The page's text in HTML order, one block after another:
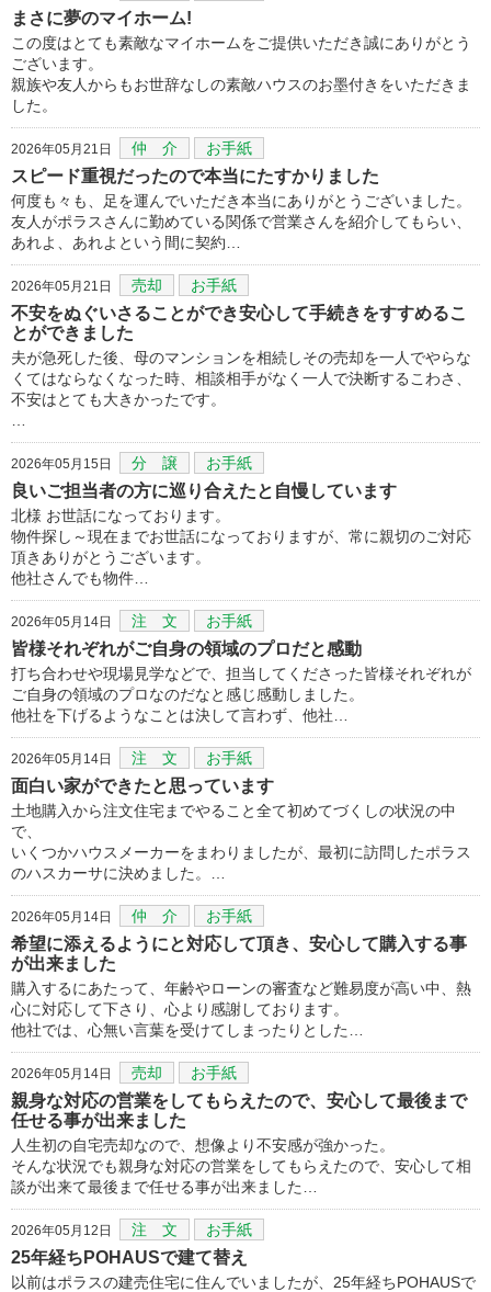
まさに夢のマイホーム!
この度はとても素敵なマイホームをご提供いただき誠にありがとう
ございます。
親族や友人からもお世辞なしの素敵ハウスのお墨付きをいただきま
した。
2026年05月21日 仲 介 お手紙
スピード重視だったので本当にたすかりました
何度も々も、足を運んでいただき本当にありがとうございました。
友人がポラスさんに勤めている関係で営業さんを紹介してもらい、
あれよ、あれよという間に契約…
2026年05月21日 売却 お手紙
不安をぬぐいさることができ安心して手続きをすすめるこ
とができました
夫が急死した後、母のマンションを相続しその売却を一人でやらな
くてはならなくなった時、相談相手がなく一人で決断するこわさ、
不安はとても大きかったです。
2026年05月15日 分 譲 お手紙
良いご担当者の方に巡り合えたと自慢しています
北様 お世話になっております。
物件探し～現在までお世話になっておりますが、常に親切のご対応
頂きありがとうございます。
他社さんでも物件…
2026年05月14日 注 文 お手紙
皆様それぞれがご自身の領域のプロだと感動
打ち合わせや現場見学などで、担当してくださった皆様それぞれが
ご自身の領域のプロなのだなと感じ感動しました。
他社を下げるようなことは決して言わず、他社…
2026年05月14日 注 文 お手紙
面白い家ができたと思っています
土地購入から注文住宅までやること全て初めてづくしの状況の中
で、
いくつかハウスメーカーをまわりましたが、最初に訪問したポラス
のハスカーサに決めました。…
2026年05月14日 仲 介 お手紙
希望に添えるようにと対応して頂き、安心して購入する事
が出来ました
購入するにあたって、年齢やローンの審査など難易度が高い中、熱
心に対応して下さり、心より感謝しております。
他社では、心無い言葉を受けてしまったりとした…
2026年05月14日 売却 お手紙
親身な対応の営業をしてもらえたので、安心して最後まで
任せる事が出来ました
人生初の自宅売却なので、想像より不安感が強かった。
そんな状況でも親身な対応の営業をしてもらえたので、安心して相
談が出来て最後まで任せる事が出来ました…
2026年05月12日 注 文 お手紙
25年経ちPOHAUSで建て替え
以前はポラスの建売住宅に住んでいましたが、25年経ちPOHAUSで